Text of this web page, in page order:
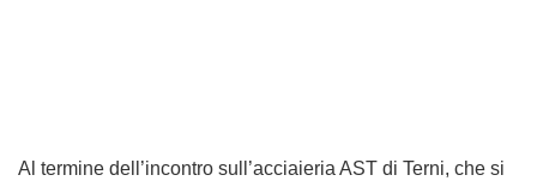
Al termine dell’incontro sull’acciaieria AST di Terni, che si